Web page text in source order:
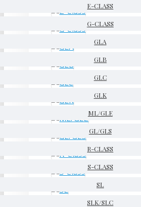
E-CLASS
G-CLASS
GLA
GLB
GLC
GLK
ML/GLE
GL/GLS
R-CLASS
S-CLASS
SL
SLK/SLC